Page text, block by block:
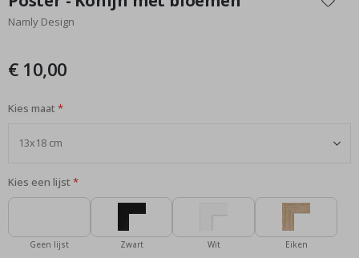
het
begin
afbeeldingen-
Namly Design
€ 10,00
Kies maat
Kies een lijst
Geen lijst Zwart Wit Eiken